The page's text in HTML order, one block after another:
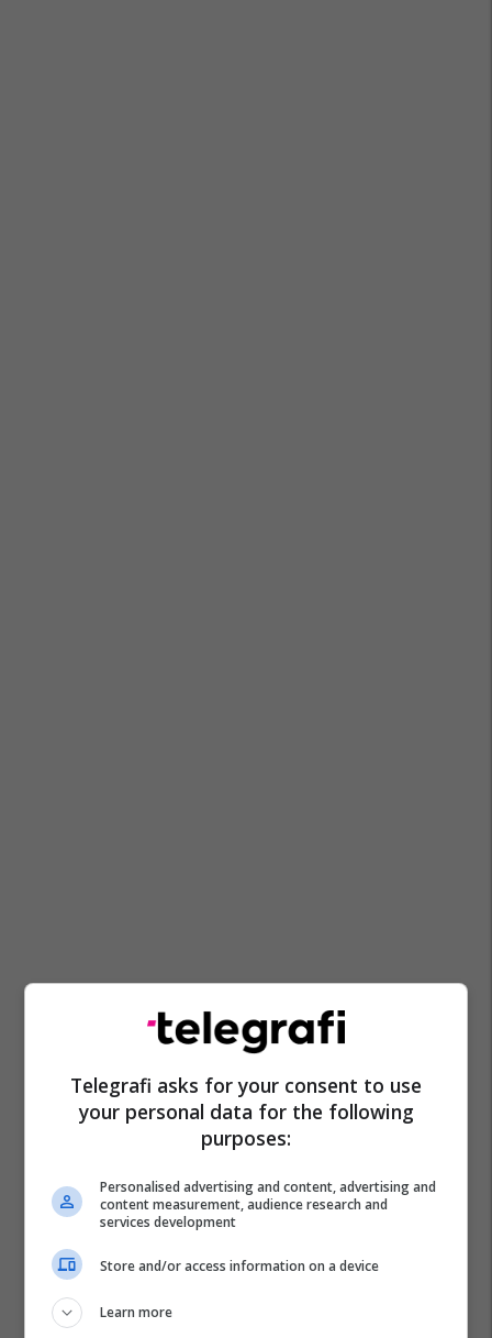
Meksikë Instagram Moti
Prezantuese
Sugey Abrego
Telegrafi asks for your consent to use
your personal data for the following
purposes:
Personalised advertising and content, advertising and
content measurement, audience research and
services development
Store and/or access information on a device
Learn more